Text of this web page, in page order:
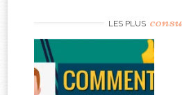
LES PLUS